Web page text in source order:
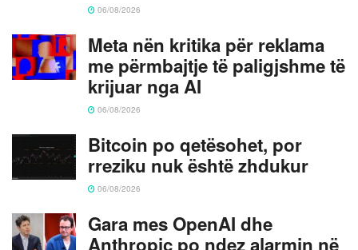
06/08/2026
Meta nën kritika për reklama
me përmbajtje të paligjshme të
krijuar nga AI
06/08/2026
Bitcoin po qetësohet, por
rreziku nuk është zhdukur
06/08/2026
Gara mes OpenAI dhe
Anthropic po ndez alarmin në